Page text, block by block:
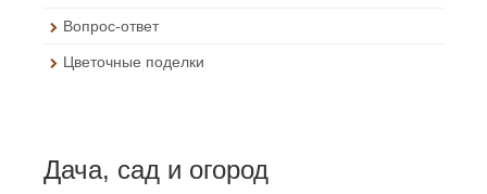
Вопрос-ответ
Цветочные поделки
Дача, сад и огород